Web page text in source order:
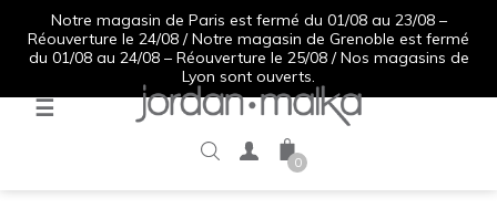
Notre magasin de Paris est fermé du 01/08 au 23/08 –
Réouverture le 24/08 / Notre magasin de Grenoble est fermé
du 01/08 au 24/08 – Réouverture le 25/08 / Nos magasins de
Lyon sont ouverts.
Basculer
☰
0